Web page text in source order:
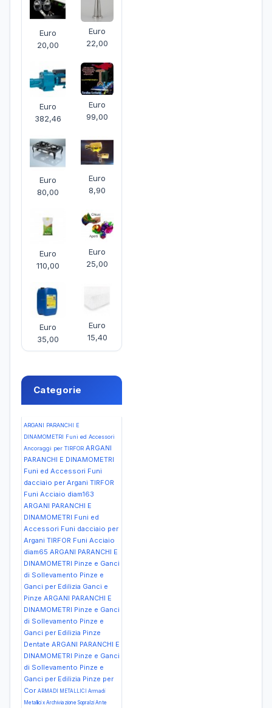
Euro
20,00
Euro
22,00
Euro
382,46
Euro
99,00
Euro
80,00
Euro
8,90
Euro
110,00
Euro
25,00
Euro
35,00
Euro
15,40
Categorie
ARGANI PARANCHI E
DINAMOMETRI Funi ed Accessori
Ancoraggi per TIRFOR ARGANI
PARANCHI E DINAMOMETRI
Funi ed Accessori Funi
dacciaio per Argani TIRFOR
Funi Acciaio diam163
ARGANI PARANCHI E
DINAMOMETRI Funi ed
Accessori Funi dacciaio per
Argani TIRFOR Funi Acciaio
diam65 ARGANI PARANCHI E
DINAMOMETRI Pinze e Ganci
di Sollevamento Pinze e
Ganci per Edilizia Ganci e
Pinze ARGANI PARANCHI E
DINAMOMETRI Pinze e Ganci
di Sollevamento Pinze e
Ganci per Edilizia Pinze
Dentate ARGANI PARANCHI E
DINAMOMETRI Pinze e Ganci
di Sollevamento Pinze e
Ganci per Edilizia Pinze per
Cor ARMADI METALLICI Armadi
Metallici x Archiviazione Sopralzi Ante